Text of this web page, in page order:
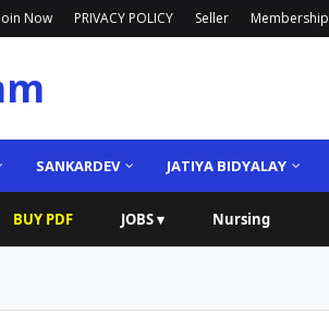
Join Now PRIVACY POLICY Seller Membership
SANKARDEV JATIYA BIDYALAY
BUY PDF JOBS ▾ Nursing